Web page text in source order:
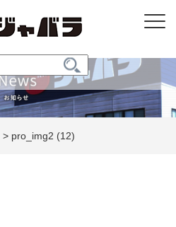
> pro_img2 (12)